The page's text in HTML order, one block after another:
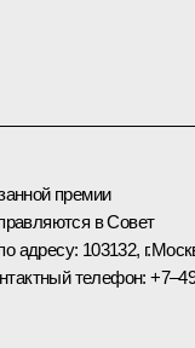
премии
в Совет
адресу: 103132,
телефон: